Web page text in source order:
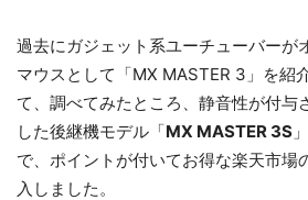
過去にガジェット系ユーチューバーが
マウスとして「MX MASTER 3」を紹
て、調べてみたところ、静音性が付与
した後継機モデル「MX MASTER 3S
で、ポイントが付いてお得な楽天市場
入しました。